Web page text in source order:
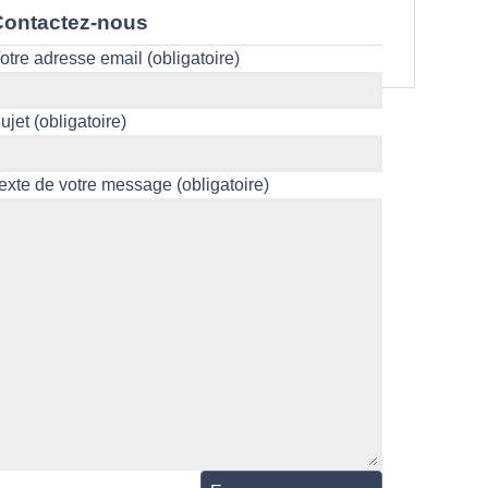
nous
Votre adresse email (obligatoire)
Sujet (obligatoire)
Texte de votre message (obligatoire)